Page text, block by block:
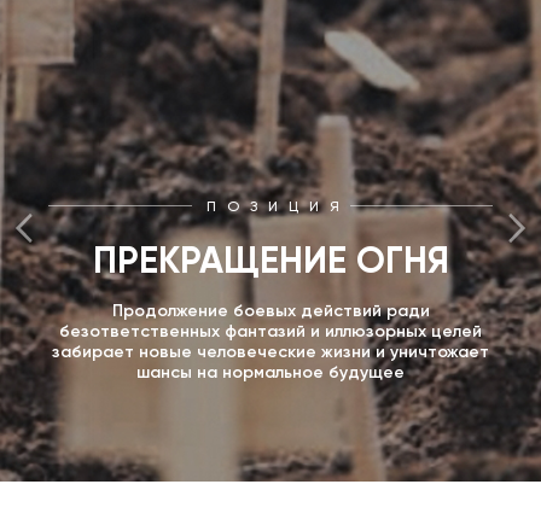
ПОЗИЦИЯ
ПРЕКРАЩЕНИЕ ОГНЯ
Продолжение боевых действий ради
безответственных фантазий и иллюзорных целей
забирает новые человеческие жизни и уничтожает
шансы на нормальное будущее